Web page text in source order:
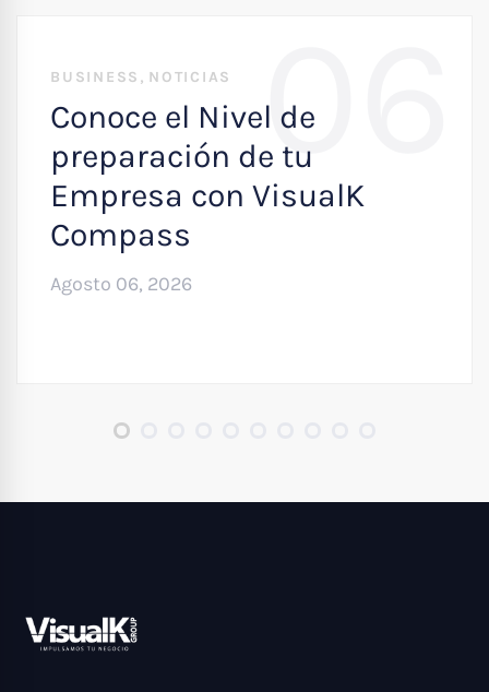
06
BUSINESS , NOTICIAS
Conoce el Nivel de
preparación de tu
Empresa con VisualK
Compass
Agosto 06, 2026